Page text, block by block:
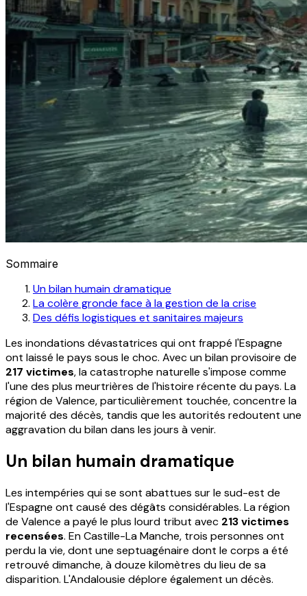
Sommaire
Un bilan humain dramatique
La colère gronde face à la gestion de la crise
Des défis logistiques et sanitaires majeurs
Les inondations dévastatrices qui ont frappé l'Espagne
ont laissé le pays sous le choc. Avec un bilan provisoire de
217 victimes, la catastrophe naturelle s'impose comme
l'une des plus meurtrières de l'histoire récente du pays. La
région de Valence, particulièrement touchée, concentre la
majorité des décès, tandis que les autorités redoutent une
aggravation du bilan dans les jours à venir.
Un bilan humain dramatique
Les intempéries qui se sont abattues sur le sud-est de
l'Espagne ont causé des dégâts considérables. La région
de Valence a payé le plus lourd tribut avec 213 victimes
recensées. En Castille-La Manche, trois personnes ont
perdu la vie, dont une septuagénaire dont le corps a été
retrouvé dimanche, à douze kilomètres du lieu de sa
disparition. L'Andalousie déplore également un décès.